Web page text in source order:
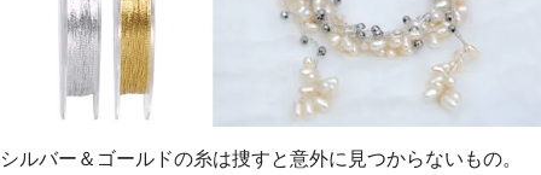
シルバー＆ゴールドの糸は捜すと意外に見つからないもの。